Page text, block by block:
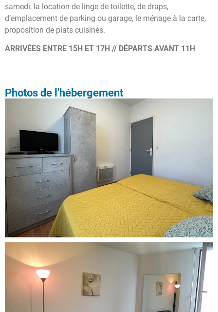
samedi, la location de linge de toilette, de draps,
d’emplacement de parking ou garage, le ménage à la carte,
proposition de plats cuisinés.
ARRIVÉES ENTRE 15H ET 17H // DÉPARTS AVANT 11H
Photos de l'hébergement